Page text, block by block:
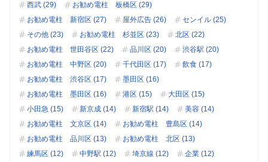
西武 (29)
お勧め電柱 板橋区 (29)
お勧め電柱 新宿区 (27)
屋外広告 (26)
センイル (25)
その他 (23)
お勧め電柱 杉並区 (23)
北区 (22)
お勧め電柱 世田谷区 (22)
品川区 (20)
渋谷駅 (20)
お勧め電柱 中野区 (20)
千代田区 (17)
飲食 (17)
お勧め電柱 渋谷区 (17)
墨田区 (16)
お勧め電柱 墨田区 (16)
港区 (15)
大田区 (15)
小田急 (15)
新京成 (14) 新宿駅 (14)
美容 (14)
お勧め電柱 文京区 (14)
お勧め電柱 豊島区 (14)
お勧め電柱 品川区 (13)
お勧め電柱 北区 (13)
練馬区 (12)
中野駅 (12) 埼京線 (12) 企業 (12)